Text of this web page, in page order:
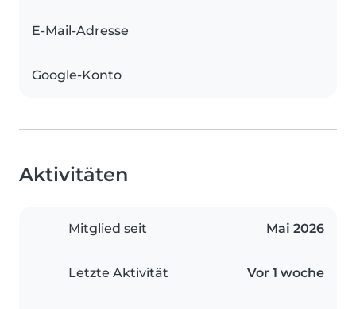
E-Mail-Adresse
Google-Konto
Aktivitäten
Mitglied seit Mai 2026
Letzte Aktivität Vor 1 woche